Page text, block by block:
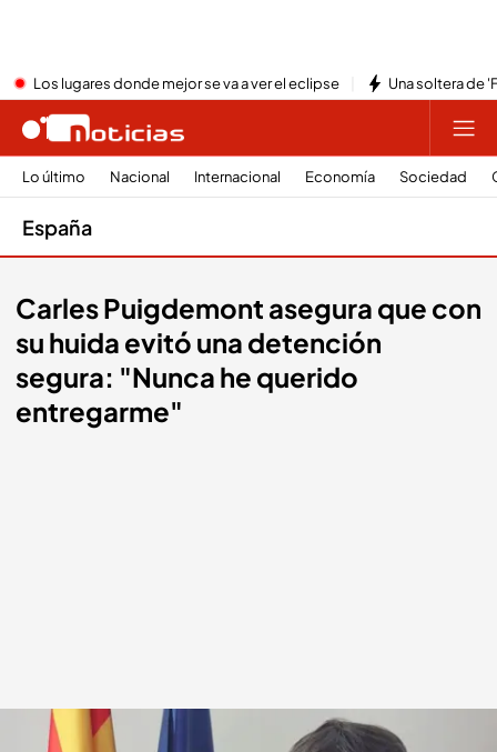
Los lugares donde mejor se va a ver el eclipse Una soltera de
Lo último Nacional Internacional Economía Sociedad
España
Carles Puigdemont asegura que con
su huida evitó una detención
segura: "Nunca he querido
entregarme"
Carles Puigdemont resalta en un vídeo que el 'procés' concluirá con la
independencia
. Noticias Cuatro